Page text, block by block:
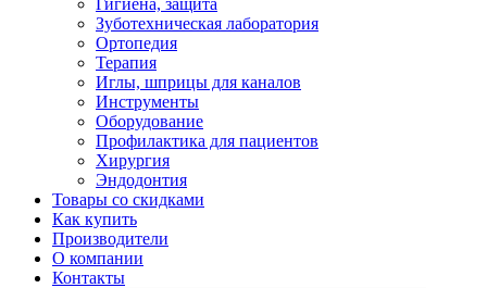
Гигиена, защита
Зуботехническая лаборатория
Ортопедия
Терапия
Иглы, шприцы для каналов
Инструменты
Оборудование
Профилактика для пациентов
Хирургия
Эндодонтия
Товары со скидками
Как купить
Производители
О компании
Контакты